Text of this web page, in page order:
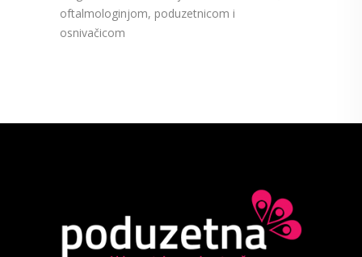
oftalmologinjom, poduzetnicom i
osnivačicom